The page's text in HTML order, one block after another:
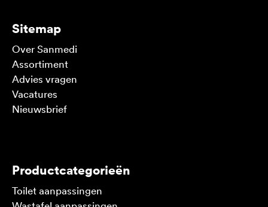
Sitemap
Over Sanmedi
Assortiment
Advies vragen
Vacatures
Nieuwsbrief
Productcategorieën
Toilet aanpassingen